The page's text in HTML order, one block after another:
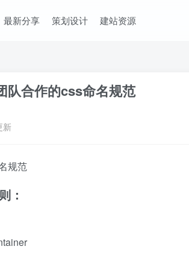
最新分享 策划设计 建站资源
队合作的css命名规范
新
规范
：